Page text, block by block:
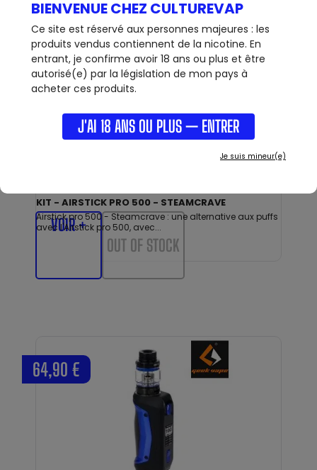
BIENVENUE CHEZ CULTUREVAP
Ce site est réservé aux personnes majeures : les
produits vendus contiennent de la nicotine. En
entrant, je confirme avoir 18 ans ou plus et être
autorisé(e) par la législation de mon pays à
acheter ces produits.
J'AI 18 ANS OU PLUS — ENTRER
Je suis mineur(e)
KIT - AIRSTICK PRO 500 - STEAMCRAVE
Airstick pro 500 - Steamcrave : une alternative aux puffs
avec l'Airstick pro 500, avec...
9,90 €
VOIR +
OUT OF STOCK
64,90 €